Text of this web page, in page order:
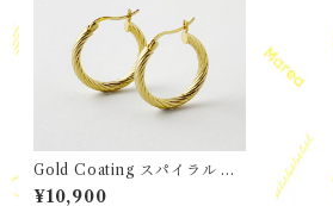
Gold Coating スパイラル フ
ープ ピアス
¥10,900